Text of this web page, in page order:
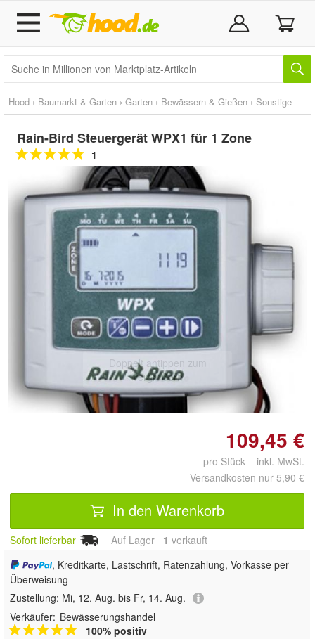
Hood › Baumarkt & Garten › Garten › Bewässern & Gießen › Sonstige
Rain-Bird Steuergerät WPX1 für 1 Zone
1
Doppelt antippen zum
vergrößern
109,45 €
pro Stück inkl. MwSt.
Versandkosten nur 5,90 €
In den Warenkorb
Sofort lieferbar Auf Lager 1 verkauft
, Kreditkarte, Lastschrift, Ratenzahlung, Vorkasse per
Überweisung
Zustellung: Mi, 12. Aug. bis Fr, 14. Aug.
Verkäufer: Bewässerungshandel
100% positiv